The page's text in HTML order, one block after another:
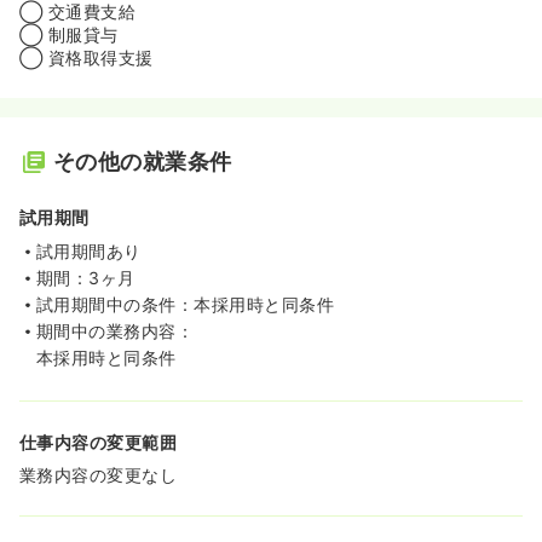
◯ 交通費支給
◯ 制服貸与
◯ 資格取得支援
その他の就業条件
試用期間
試用期間あり
期間：3ヶ月
試用期間中の条件：本採用時と同条件
期間中の業務内容：
本採用時と同条件
仕事内容の変更範囲
業務内容の変更なし